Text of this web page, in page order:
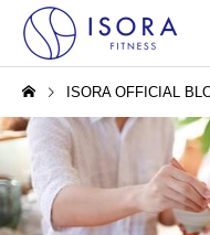
ISORA OFFICIAL